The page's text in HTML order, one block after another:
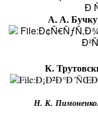
А. А.
К.
Н. К. Пимоненко.